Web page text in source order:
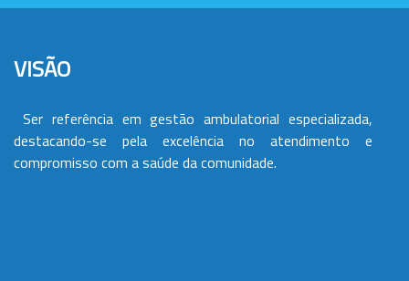
VISÃO
Ser referência em gestão ambulatorial especializada,
destacando-se pela excelência no atendimento e
compromisso com a saúde da comunidade.